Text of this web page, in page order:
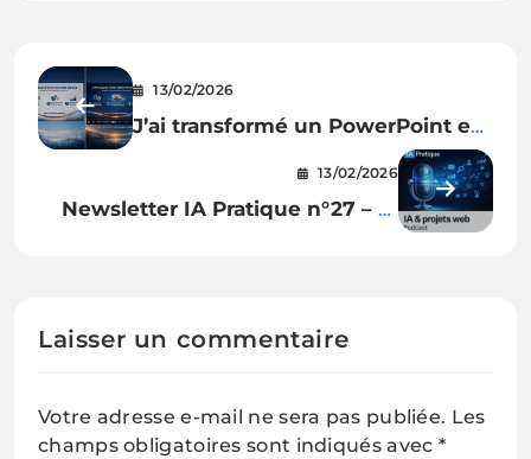
13/02/2026
J’ai transformé un PowerPoint en
vidéo avec Google Vids : mon
13/02/2026
Newsletter IA Pratique n°27 – 12
Laisser un commentaire
Votre adresse e-mail ne sera pas publiée. Les
champs obligatoires sont indiqués avec *